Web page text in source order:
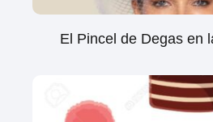
El Pincel de Degas en